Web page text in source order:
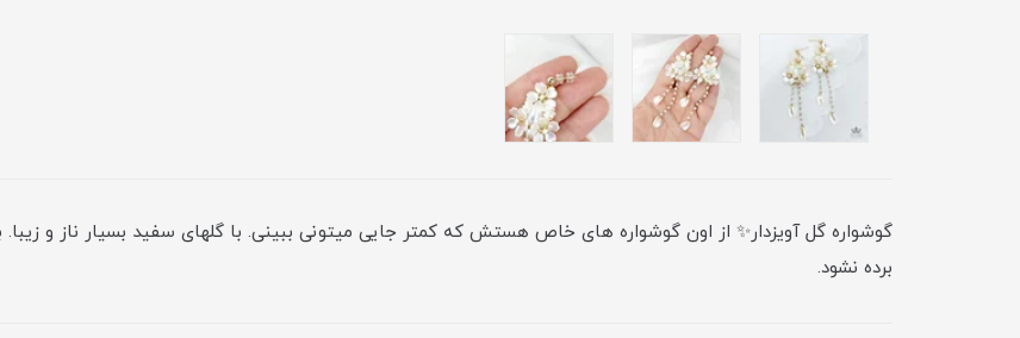
گوشواره گل آویزدار✨ از اون گوشواره های خاص هستش که کمتر جایی میتونی ببینی. با گلهای سفید بسیار ناز و
برده نشود.